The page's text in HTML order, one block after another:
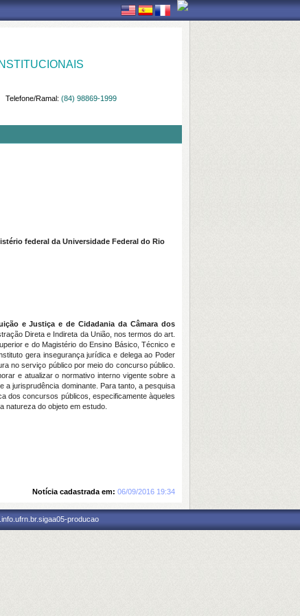
Telefone/Ramal: (84) 98869-1999
federal da Universidade Federal do Rio
e Justiça e de Cidadania da Câmara dos
Direta e Indireta da União, nos termos do art.
e do Magistério do Ensino Básico, Técnico e
gera insegurança jurídica e delega ao Poder
no serviço público por meio do concurso público.
e atualizar o normativo interno vigente sobre a
a jurisprudência dominante. Para tanto, a pesquisa
dos concursos públicos, especificamente àqueles
natureza do objeto em estudo.
Notícia cadastrada em: 06/09/2016 19:34
producao